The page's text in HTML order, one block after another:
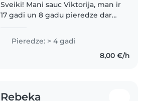
Sveiki! Mani sauc Viktorija, man ir
17 gadi un 8 gadu pieredze darbā
strādājusi bērnudārzā, kur
palīdzēju bērniem apgūt
ikdienas prasmes un rūpējos par..
Pieredze: > 4 gadi
8,00 €/h
Rebeka